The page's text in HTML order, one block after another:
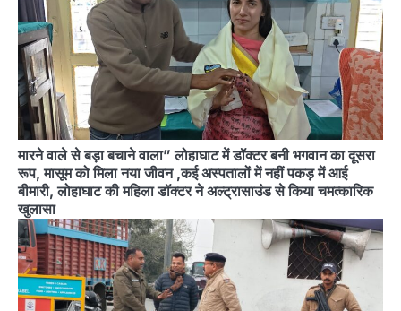
मारने वाले से बड़ा बचाने वाला” लोहाघाट में डॉक्टर बनी भगवान का दूसरा
रूप, मासूम को मिला नया जीवन ,कई अस्पतालों में नहीं पकड़ में आई
बीमारी, लोहाघाट की महिला डॉक्टर ने अल्ट्रासाउंड से किया चमत्कारिक
खुलासा